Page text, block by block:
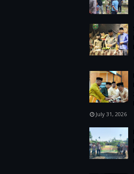
July 31, 2026